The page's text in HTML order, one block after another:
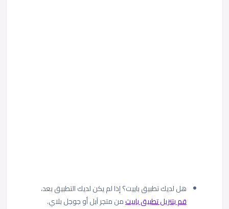
هل لديك تطبيق باييت؟ إذا لم يكن لديك التطبيق بعد،
قم بتنزيل تطبيق باييتمن متجر آبل أو جوجل بلاي.